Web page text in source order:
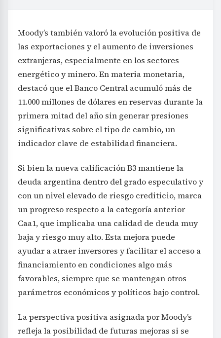
Moody’s también valoró la evolución positiva de
las exportaciones y el aumento de inversiones
extranjeras, especialmente en los sectores
energético y minero. En materia monetaria,
destacó que el Banco Central acumuló más de
11.000 millones de dólares en reservas durante la
primera mitad del año sin generar presiones
significativas sobre el tipo de cambio, un
indicador clave de estabilidad financiera.
Si bien la nueva calificación B3 mantiene la
deuda argentina dentro del grado especulativo y
con un nivel elevado de riesgo crediticio, marca
un progreso respecto a la categoría anterior
Caa1, que implicaba una calidad de deuda muy
baja y riesgo muy alto. Esta mejora puede
ayudar a atraer inversores y facilitar el acceso a
financiamiento en condiciones algo más
favorables, siempre que se mantengan otros
parámetros económicos y políticos bajo control.
La perspectiva positiva asignada por Moody’s
refleja la posibilidad de futuras mejoras si se